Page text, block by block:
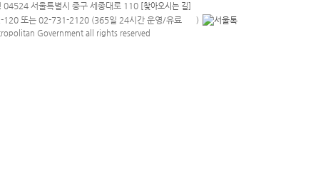
산콜재단
04524 서울특별시 중구 세종대로 110 [찾아오시는 길]
120 또는 02-731-2120 (365일 24시간 운영/유료 안내팝업 열기
)
Government all rights reserved